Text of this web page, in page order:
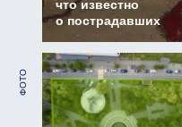
что известно
о пострадавших
ФОТО